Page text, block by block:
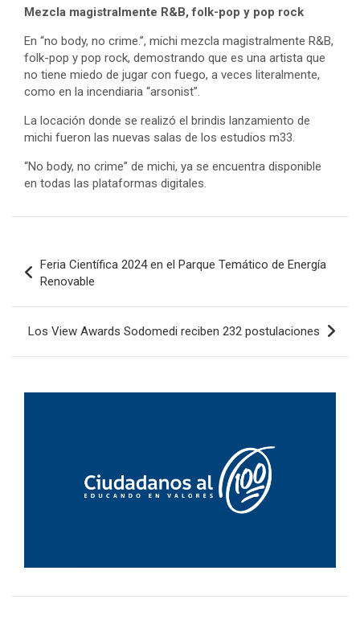
Mezcla magistralmente R&B, folk-pop y pop rock
En “no body, no crime.”, michi mezcla magistralmente R&B,
folk-pop y pop rock, demostrando que es una artista que
no tiene miedo de jugar con fuego, a veces literalmente,
como en la incendiaria “arsonist”.
La locación donde se realizó el brindis lanzamiento de
michi fueron las nuevas salas de los estudios m33.
“No body, no crime” de michi, ya se encuentra disponible
en todas las plataformas digitales.
de
entradas
Feria Científica 2024 en el Parque Temático de Energía
Renovable
Los View Awards Sodomedi reciben 232 postulaciones